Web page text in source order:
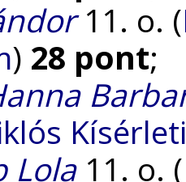
11. o. (
) 28 pont;
Lola11. o. (